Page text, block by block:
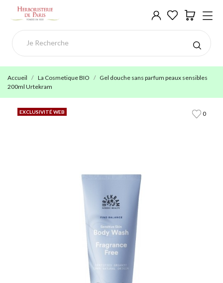
Accueil La Cosmetique BIO
Gel douche sans parfum peaux sensibles
200ml Urtekram
0
EXCLUSIVITÉ WEB